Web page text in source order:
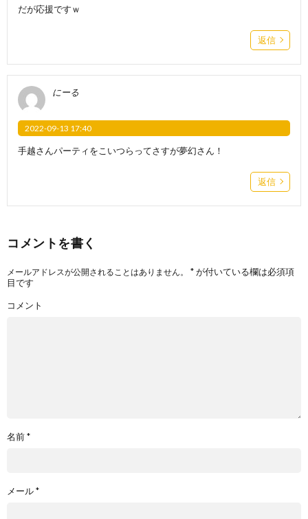
だが応援ですｗ
返信
にーる
2022-09-13 17:40
手越さんパーティをこいつらってさすが夢幻さん！
返信
コメントを書く
メールアドレスが公開されることはありません。 *が付いている欄は必須項
目です
コメント
名前*
メール*